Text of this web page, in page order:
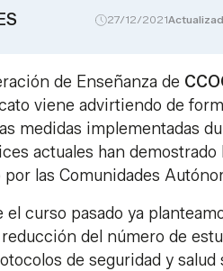
27/12/2021
de Enseñanza de
viene advirtiendo de
medidas implementadas
actuales han
por las Comunidades
el curso pasado ya
del número de
de seguridad y